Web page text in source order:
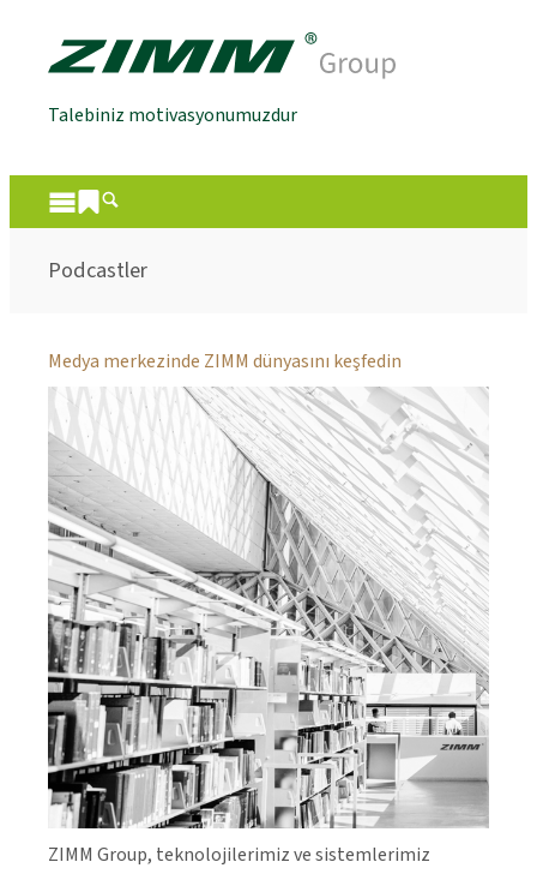
Talebiniz motivasyonumuzdur
Podcastler
Medya merkezinde ZIMM dünyasını keşfedin
ZIMM Group, teknolojilerimiz ve sistemlerimiz